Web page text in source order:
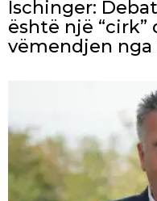
Ischinger:
është një
vëmendjen